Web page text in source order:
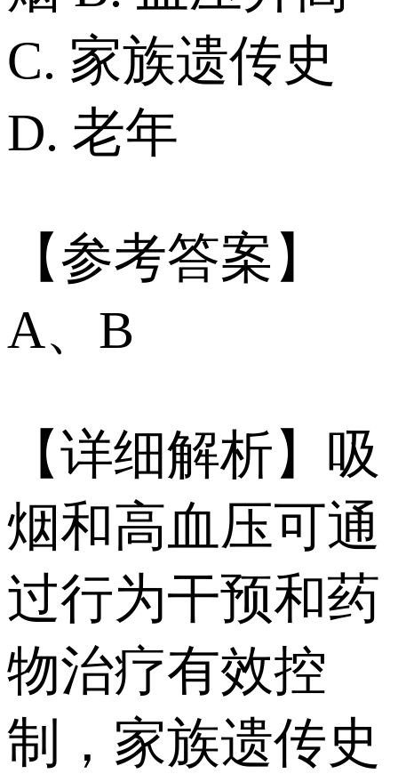
C. 家族遗传史
D. 老年
【参考答案】
A、B
【详细解析】吸
烟和高血压可通
过行为干预和药
物治疗有效控
制，家族遗传史